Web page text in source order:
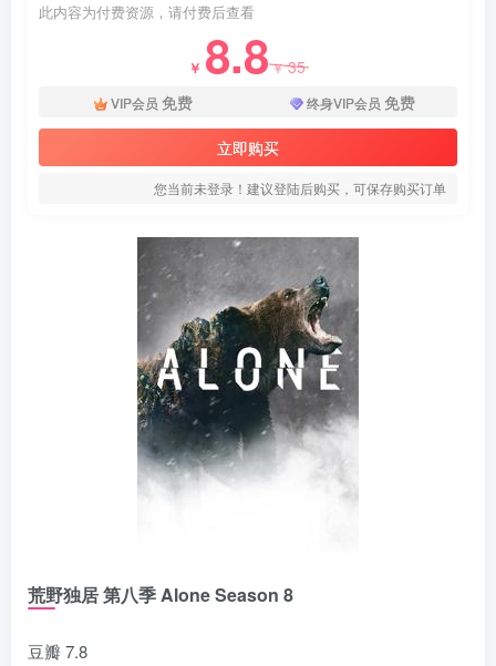
此内容为付费资源，请付费后查看
￥ 8.8￥35
VIP会员 免费 终身VIP会员 免费
立即购买
您当前未登录！建议登陆后购买，可保存购买订单
荒野独居 第八季 Alone Season 8
豆瓣 7.8